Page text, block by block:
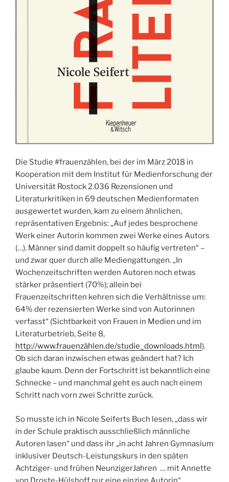
Die Studie #frauenzählen, bei der im März 2018 in
Kooperation mit dem Institut für Medienforschung der
Universität Rostock 2.036 Rezensionen und
Literaturkritiken in 69 deutschen Medienformaten
ausgewertet wurden, kam zu einem ähnlichen,
repräsentativen Ergebnis: „Auf jedes besprochene
Werk einer Autorin kommen zwei Werke eines Autors
(…). Männer sind damit doppelt so häufig vertreten“ –
und zwar quer durch alle Mediengattungen. „In
Wochenzeitschriften werden Autoren noch etwas
stärker präsentiert (70%); allein bei
Frauenzeitschriften kehren sich die Verhältnisse um:
64% der rezensierten Werke sind von Autorinnen
verfasst“ (Sichtbarkeit von Frauen in Medien und im
Literaturbetrieb, Seite 8,
http://www.frauenzählen.de/studie_downloads.html).
Ob sich daran inzwischen etwas geändert hat? Ich
glaube kaum. Denn der Fortschritt ist bekanntlich eine
Schnecke – und manchmal geht es auch nach einem
Schritt nach vorn zwei Schritte zurück.
So musste ich in Nicole Seiferts Buch lesen, „dass wir
in der Schule praktisch ausschließlich männliche
Autoren lasen“ und dass ihr „in acht Jahren Gymnasium
inklusiver Deutsch-Leistungskurs in den späten
Achtziger- und frühen NeunzigerJahren … mit Annette